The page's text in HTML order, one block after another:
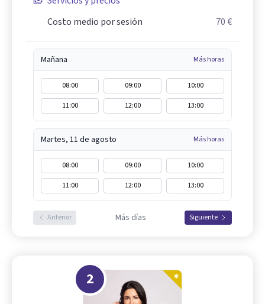
Costo medio por sesión
70 €
Mañana Más horas
08:00 09:00
10:00
11:00
12:00 13:00
Martes, 11 de agosto Más horas
08:00 09:00
10:00
11:00
12:00 13:00
Anterior Más días Siguiente
2